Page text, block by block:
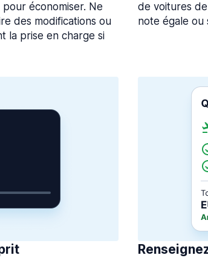
économiser. Ne
des modifications ou
la prise en charge si
de voitures
note égale ou